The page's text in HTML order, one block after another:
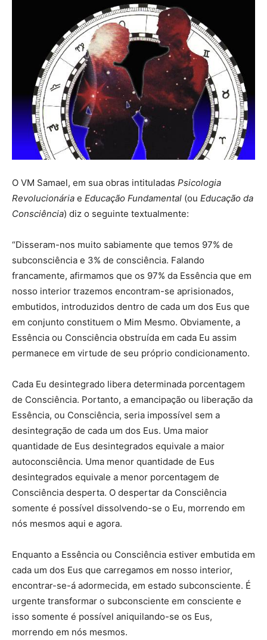
O VM Samael, em sua obras intituladas Psicologia
Revolucionária e Educação Fundamental (ou Educação da
Consciência) diz o seguinte textualmente:
“Disseram-nos muito sabiamente que temos 97% de
subconsciência e 3% de consciência. Falando
francamente, afirmamos que os 97% da Essência que em
nosso interior trazemos encontram-se aprisionados,
embutidos, introduzidos dentro de cada um dos Eus que
em conjunto constituem o Mim Mesmo. Obviamente, a
Essência ou Consciência obstruída em cada Eu assim
permanece em virtude de seu próprio condicionamento.
Cada Eu desintegrado libera determinada porcentagem
de Consciência. Portanto, a emancipação ou liberação da
Essência, ou Consciência, seria impossível sem a
desintegração de cada um dos Eus. Uma maior
quantidade de Eus desintegrados equivale a maior
autoconsciência. Uma menor quantidade de Eus
desintegrados equivale a menor porcentagem de
Consciência desperta. O despertar da Consciência
somente é possível dissolvendo-se o Eu, morrendo em
nós mesmos aqui e agora.
Enquanto a Essência ou Consciência estiver embutida em
cada um dos Eus que carregamos em nosso interior,
encontrar-se-á adormecida, em estado subconsciente. É
urgente transformar o subconsciente em consciente e
isso somente é possível aniquilando-se os Eus,
morrendo em nós mesmos.